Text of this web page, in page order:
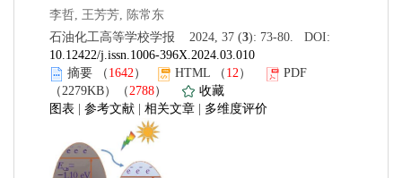
李哲, 王芳芳, 陈常东
石油化工高等学校学报 2024, 37 (3): 73-80. DOI:
10.12422/j.issn.1006-396X.2024.03.010
摘要 （ 1642 ） HTML （ 12 ）
PDF
（2279KB）（ 2788）
收藏
图表
参考文献 相关文章 多维度评价